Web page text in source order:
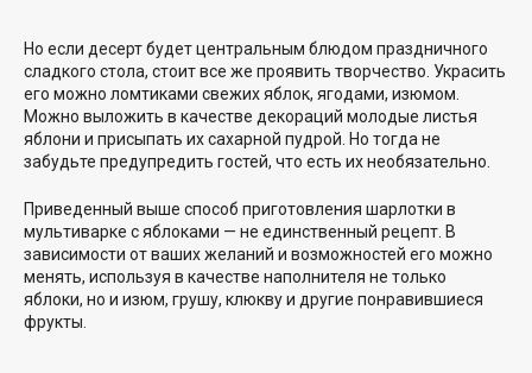
Но если десерт будет центральным блюдом праздничного
сладкого стола, стоит все же проявить творчество. Украсить
его можно ломтиками свежих яблок, ягодами, изюмом.
Можно выложить в качестве декораций молодые листья
яблони и присыпать их сахарной пудрой. Но тогда не
забудьте предупредить гостей, что есть их необязательно.
Приведенный выше способ приготовления шарлотки в
мультиварке с яблоками — не единственный рецепт. В
зависимости от ваших желаний и возможностей его можно
менять, используя в качестве наполнителя не только
яблоки, но и изюм, грушу, клюкву и другие понравившиеся
фрукты.